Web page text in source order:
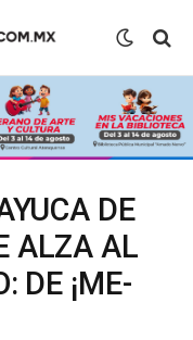
DE
ALZA AL
DE ¡ME-